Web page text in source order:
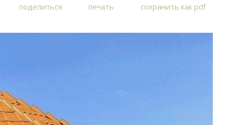
поделиться печать сохранить как pdf